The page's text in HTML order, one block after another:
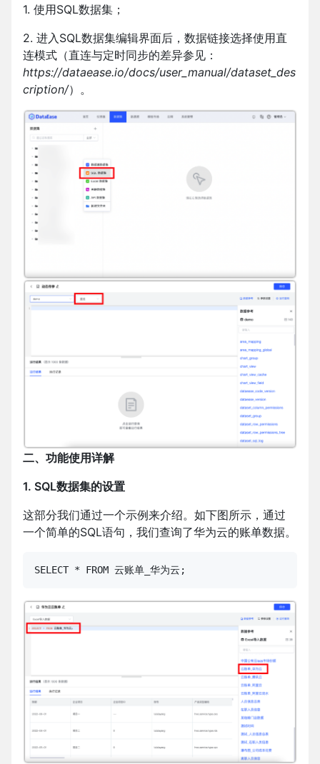
1. 使用SQL数据集；
2. 进入SQL数据集编辑界面后，数据链接选择使用直
连模式（直连与定时同步的差异参见：
https://dataease.io/docs/user_manual/dataset_des
cription/）。
二、功能使用详解
1. SQL数据集的设置
这部分我们通过一个示例来介绍。如下图所示，通过
一个简单的SQL语句，我们查询了华为云的账单数据。
SELECT * FROM 云账单_华为云;